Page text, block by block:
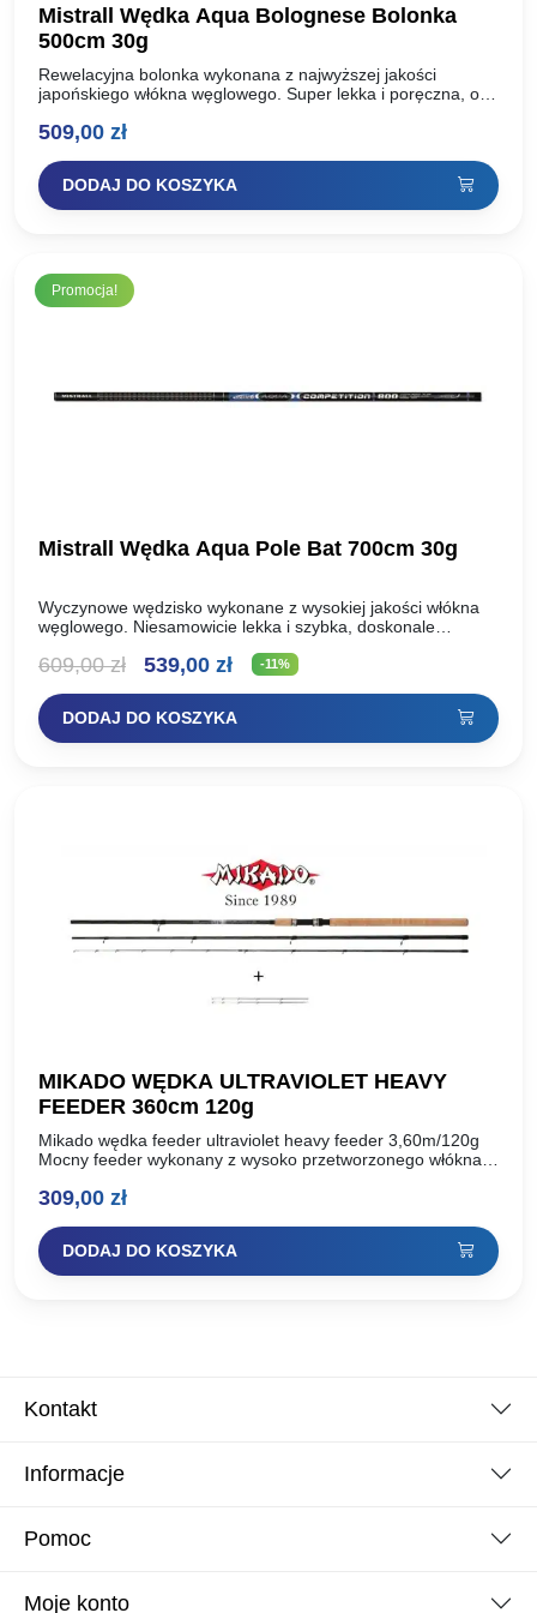
Mistrall Wędka Aqua Bolognese Bolonka
500cm 30g
Rewelacyjna bolonka wykonana z najwyższej jakości
japońskiego włókna węglowego. Super lekka i poręczna, o
przelotki sic, antypoślizgowa…
509,00 zł
DODAJ DO KOSZYKA
Promocja!
Mistrall Wędka Aqua Pole Bat 700cm 30g
Wyczynowe wędzisko wykonane z wysokiej jakości włókna
węglowego. Niesamowicie lekka i szybka, doskonale
wygodnym podczas łowienia bez…
609,00zł
Pierwotna
cena
wynosiła:
539,00 złAktualna
cena
wynosi:
-11%
DODAJ DO KOSZYKA
MIKADO WĘDKA ULTRAVIOLET HEAVY
FEEDER 360cm 120g
Mikado wędka feeder ultraviolet heavy feeder 3,60m/120g
Mocny feeder wykonany z wysoko przetworzonego włókna
się szczytową akcją i…
309,00 zł
DODAJ DO KOSZYKA
Kontakt
Informacje
Pomoc
Moje konto